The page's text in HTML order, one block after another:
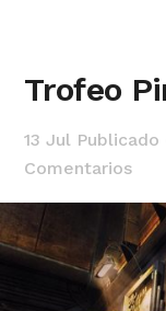
Trofeo
13 Jul Publicado
Comentarios